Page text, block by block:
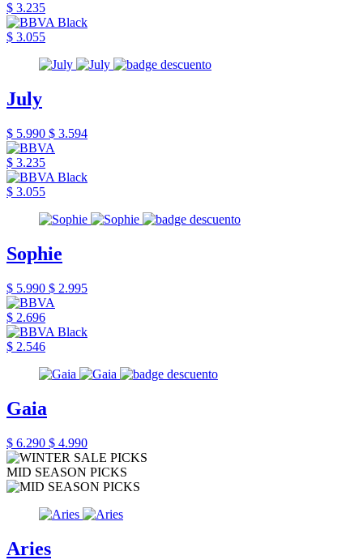
$ 3.235
$ 3.055
July
$ 5.990 $ 3.594
$ 3.235
$ 3.055
Sophie
$ 5.990 $ 2.995
$ 2.696
$ 2.546
Gaia
$ 6.290 $ 4.990
MID SEASON PICKS
Aries